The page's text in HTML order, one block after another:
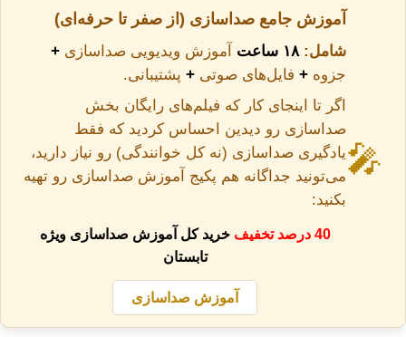
🎤
آموزش جامع صداسازی (از صفر تا حرفه‌ای)
شامل: ۱۸ ساعت آموزش ویدیویی صداسازی +
جزوه + فایل‌های صوتی + پشتیبانی.
اگر تا اینجای کار که فیلم‌های رایگان بخش
صداسازی رو دیدین احساس کردید که فقط
یادگیری صداسازی (نه کل خوانندگی) رو نیاز دارید،
می‌تونید جداگانه هم پکیج آموزش صداسازی رو تهیه
بکنید:
40 درصد تخفیف
خرید کل آموزش صداسازی ویژه
تابستان
آموزش صداسازی